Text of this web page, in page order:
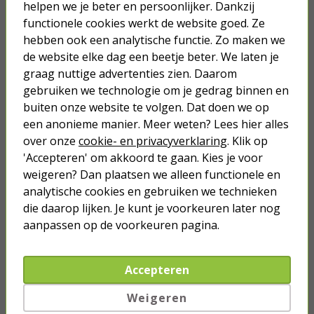
middel van het krimpen van de connectoren. Ze zijn
essentieel bij het installeren van kabels met connectoren
zoals lugs, kroonsteentjes of RJ45-netwerkaansluitingen.
Multimeters: de alles-in-één tool
Een multimeter is een veelzijdig gereedschap dat kan worden
gebruikt om verschillende elektrische waarden te meten, zoals
spanning (volt), stroomsterkte (ampère) en weerstand (ohm). Het
is essentieel bij het oplossen van storingen in elektrische
circuits en het controleren van de werking van elektrische
apparatuur. Er zijn digitale en analoge multimeters, waarbij de
digitale versie vaak gemakkelijker is af te lezen. Let bij de
aanschaf van een multimeter op de meetbereiken en functies
die je nodig hebt voor jouw specifieke klussen.
Eenvoudig je gereedschap organiseren
ervoor dat je alles netjes en snel kunt vinden, zodat je efficiënt
kunt werken en je gereedschap langer meegaat. Gebruik
bovendien een assortimentsdoos voor je schroeven, bouten en
pluggen. Zorg er daarnaast voor dat je gereedschap droog en
helpen we je beter en persoonlijker. Dankzij
functionele cookies werkt de website goed. Ze
hebben ook een analytische functie. Zo maken we
de website elke dag een beetje beter. We laten je
graag nuttige advertenties zien. Daarom
gebruiken we technologie om je gedrag binnen en
buiten onze website te volgen. Dat doen we op
een anonieme manier. Meer weten? Lees hier alles
over onze cookie- en privacyverklaring. Klik op
'Accepteren' om akkoord te gaan. Kies je voor
weigeren? Dan plaatsen we alleen functionele en
analytische cookies en gebruiken we technieken
die daarop lijken. Je kunt je voorkeuren later nog
aanpassen op de voorkeuren pagina.
Accepteren
Weigeren